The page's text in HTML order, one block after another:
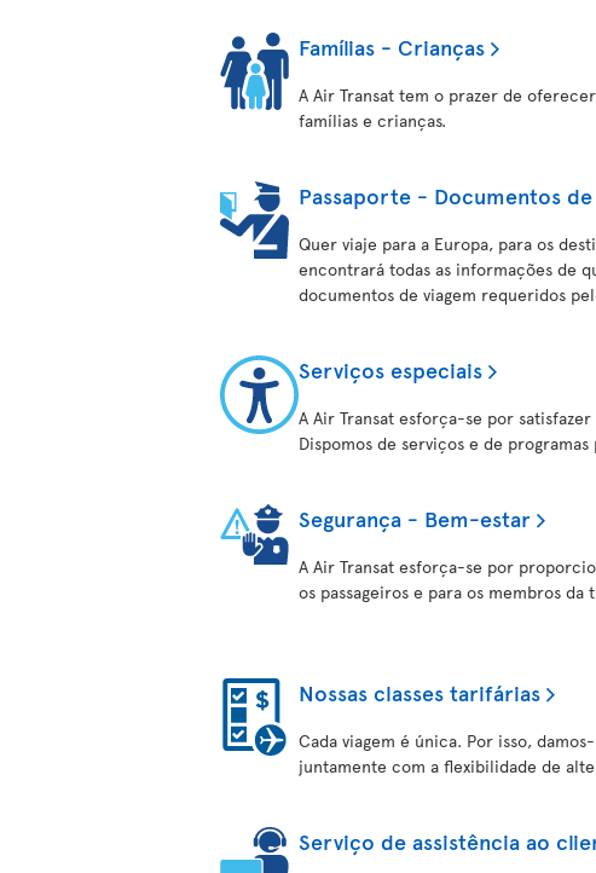
Famílias - Crianças
A Air Transat tem o prazer de
famílias e crianças.
Passaporte - Documentos de
Quer viaje para a Europa, para os
encontrará todas as informações de
documentos de viagem requeridos
Serviços especiais
A Air Transat esforça-se por
Dispomos de serviços e de
Segurança - Bem-estar
A Air Transat esforça-se por
os passageiros e para os membros da
Nossas classes tarifárias
Cada viagem é única. Por isso,
juntamente com a flexibilidade de
Serviço de assistência ao